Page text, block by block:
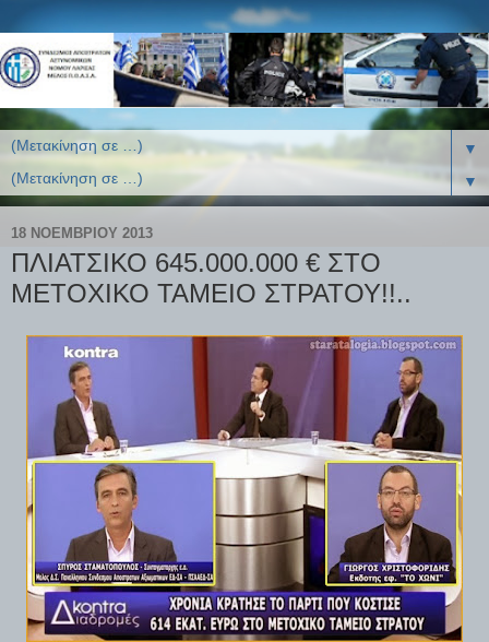
▼
▼
18 ΝΟΕΜΒΡΊΟΥ 2013
ΠΛΙΑΤΣΙΚΟ 645.000.000 € ΣΤΟ
ΜΕΤΟΧΙΚΟ ΤΑΜΕΙΟ ΣΤΡΑΤΟΥ!!..